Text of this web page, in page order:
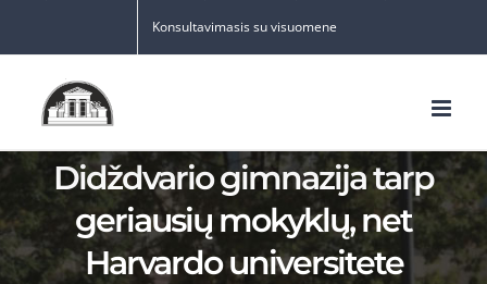
Konsultavimasis su visuomene
Didždvario gimnazija tarp
geriausių mokyklų, net
Harvardo universitete